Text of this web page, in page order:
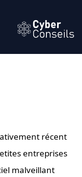
récent
entreprises
malveillant